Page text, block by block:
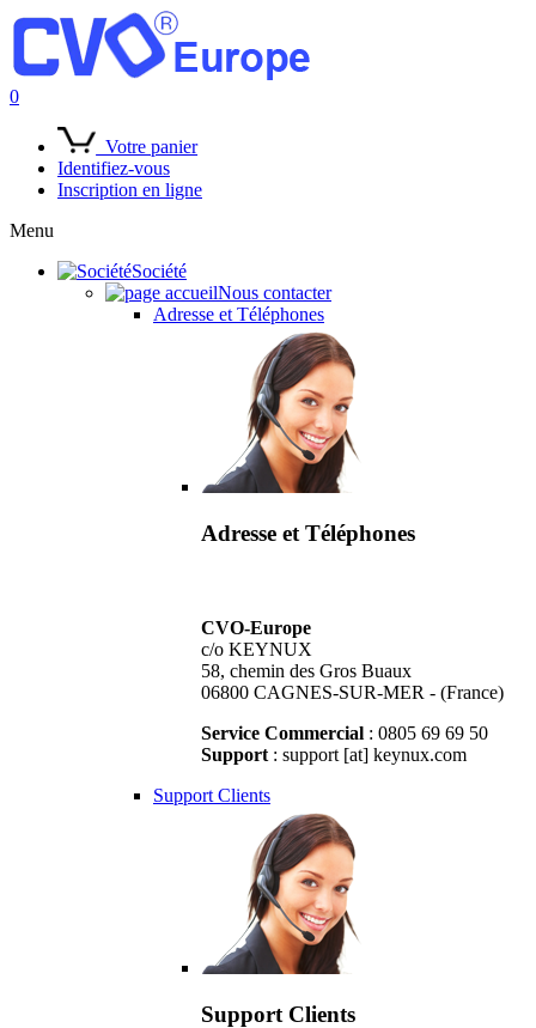
0
Votre panier
Identifiez-vous
Inscription en ligne
Menu
Société
Nous contacter
Adresse et Téléphones
Adresse et Téléphones
CVO-Europe
c/o KEYNUX
58, chemin des Gros Buaux
06800 CAGNES-SUR-MER - (France)
Service Commercial : 0805 69 69 50
Support : support [at] keynux.com
Support Clients
Support Clients